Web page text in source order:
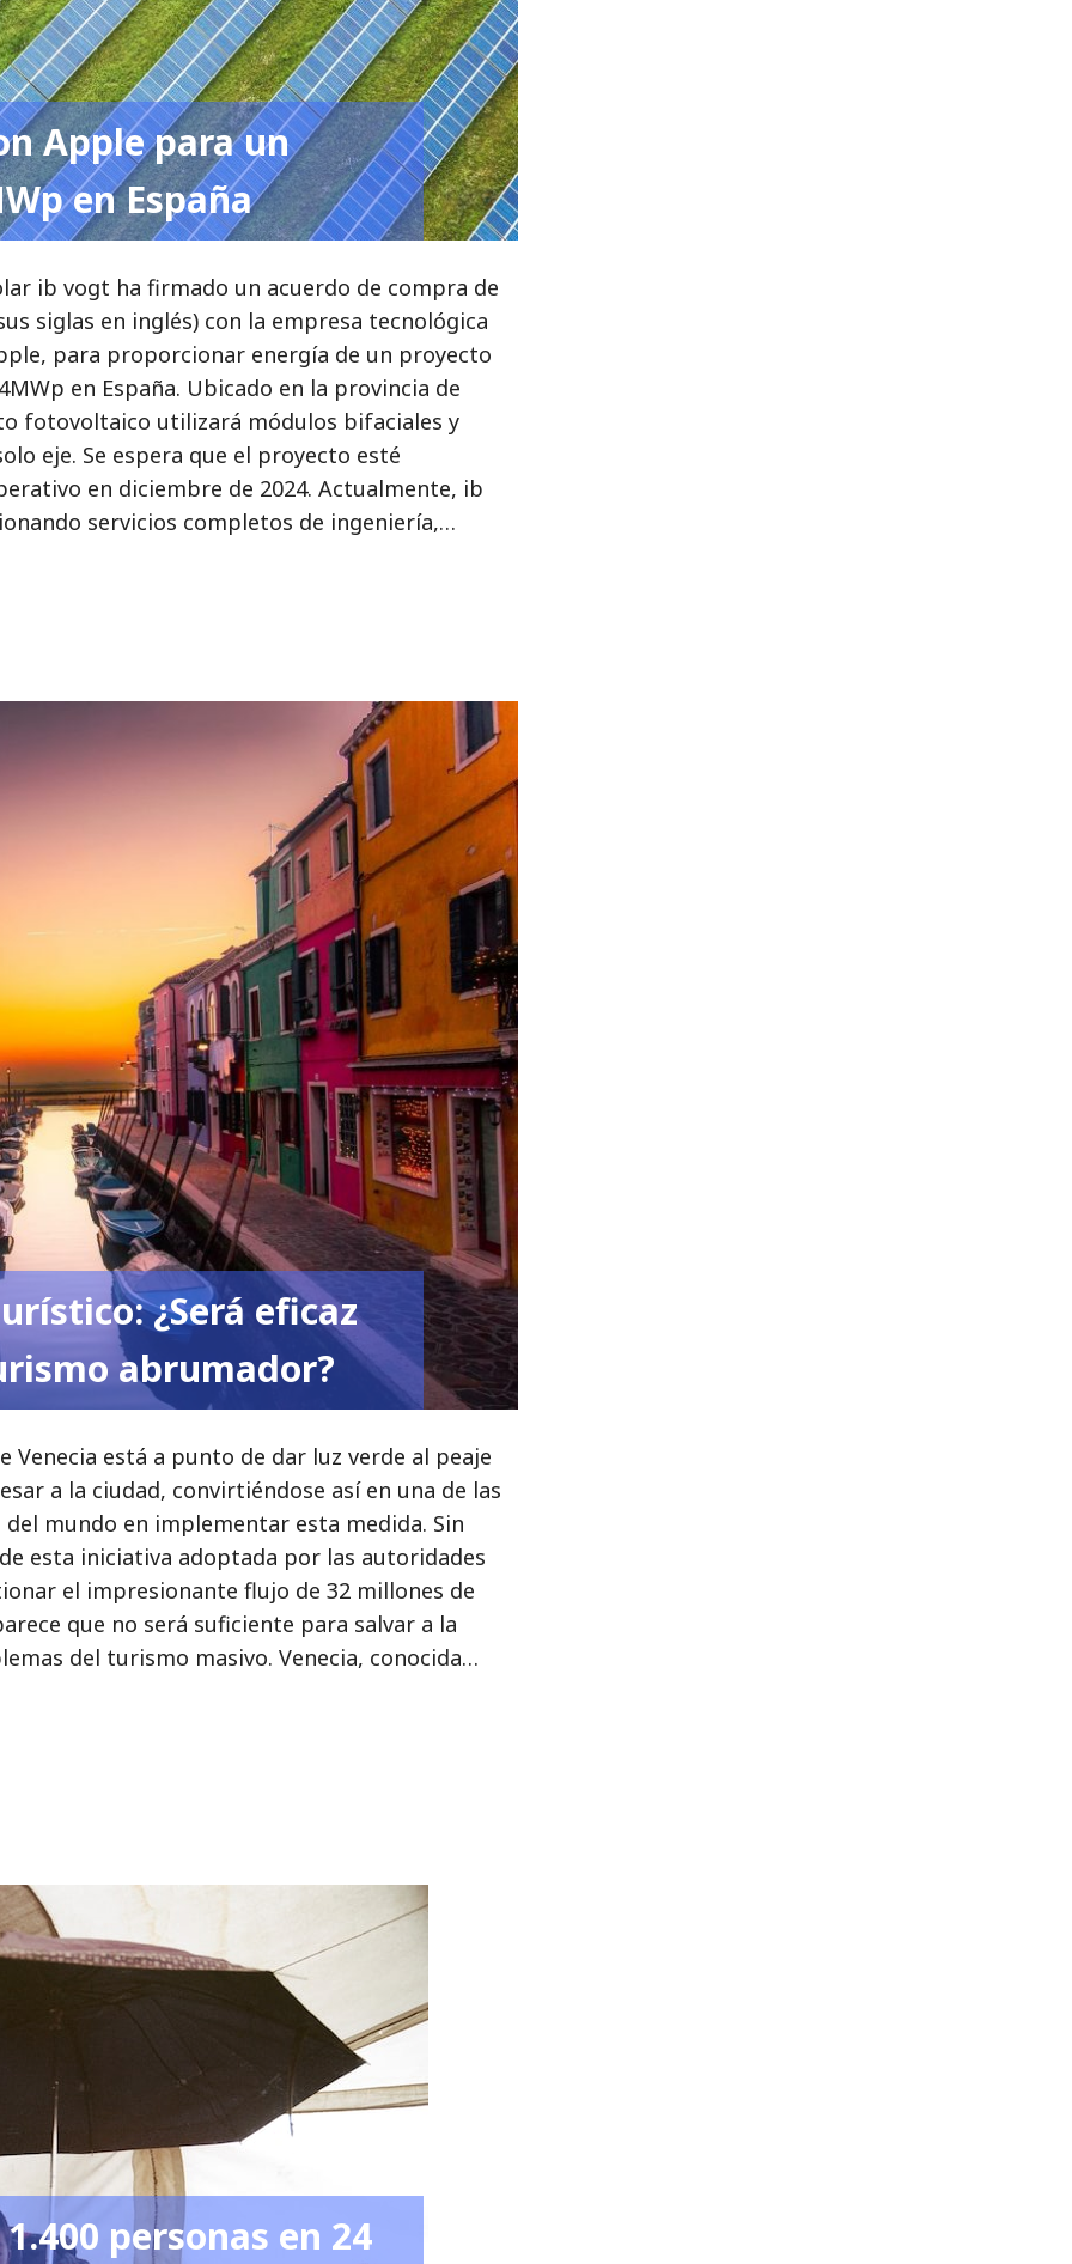
Apple para un
en España
ib vogt ha firmado un acuerdo de compra de
siglas en inglés) con la empresa tecnológica
para proporcionar energía de un proyecto
en España. Ubicado en la provincia de
fotovoltaico utilizará módulos bifaciales y
eje. Se espera que el proyecto esté
en diciembre de 2024. Actualmente, ib
servicios completos de ingeniería,…
¿Será eficaz
abrumador?
Venecia está a punto de dar luz verde al peaje
a la ciudad, convirtiéndose así en una de las
mundo en implementar esta medida. Sin
esta iniciativa adoptada por las autoridades
el impresionante flujo de 32 millones de
que no será suficiente para salvar a la
del turismo masivo. Venecia, conocida…
personas en 24